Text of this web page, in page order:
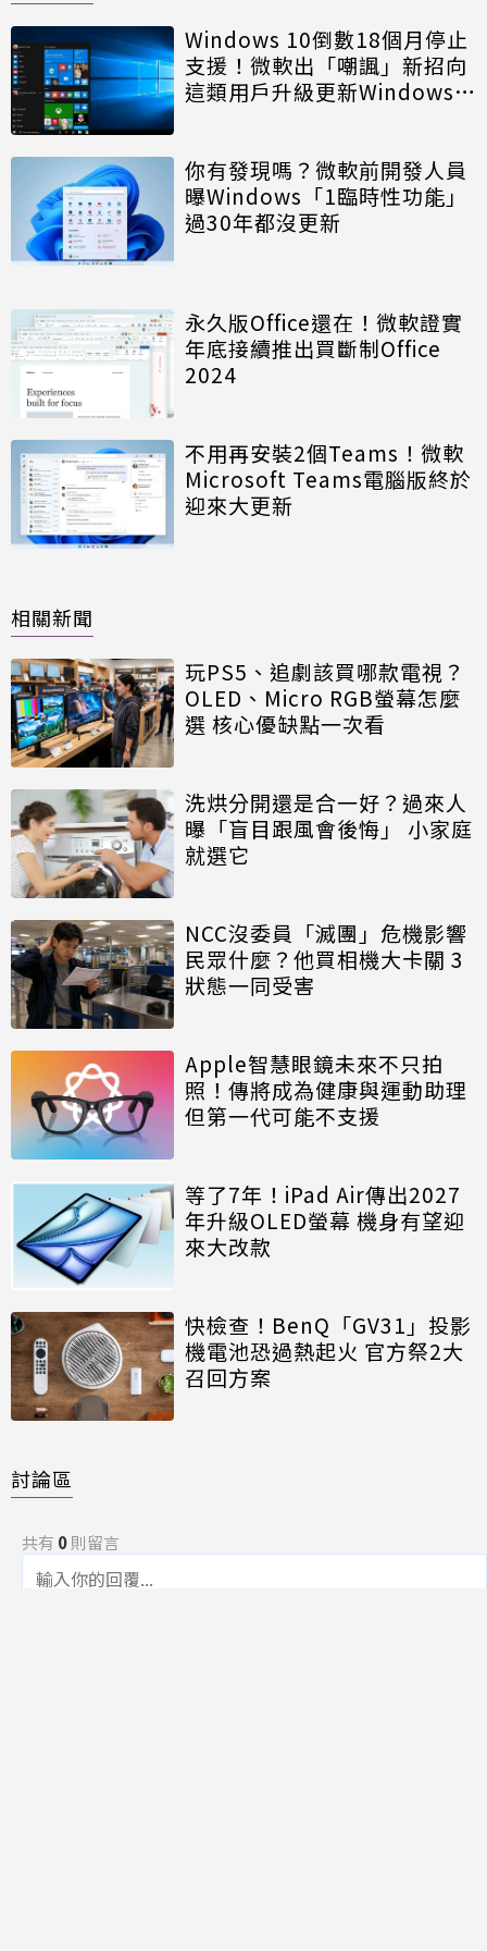
Windows 10倒數18個月停止
支援！微軟出「嘲諷」新招向
這類用戶升級更新Windows
你有發現嗎？微軟前開發人員
曝Windows「1臨時性功能」
過30年都沒更新
永久版Office還在！微軟證實
年底接續推出買斷制Office
2024
不用再安裝2個Teams！微軟
Microsoft Teams電腦版終於
迎來大更新
相關新聞
玩PS5、追劇該買哪款電視？
OLED、Micro RGB螢幕怎麼
選 核心優缺點一次看
洗烘分開還是合一好？過來人
曝「盲目跟風會後悔」 小家庭
就選它
NCC沒委員「滅團」危機影響
民眾什麼？他買相機大卡關 3
狀態一同受害
Apple智慧眼鏡未來不只拍
照！傳將成為健康與運動助理
但第一代可能不支援
等了7年！iPad Air傳出2027
年升級OLED螢幕 機身有望迎
來大改款
快檢查！BenQ「GV31」投影
機電池恐過熱起火 官方祭2大
召回方案
討論區
共有 0則留言